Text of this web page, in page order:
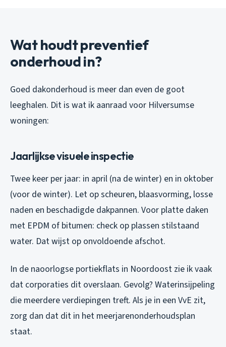
Wat houdt preventief
onderhoud in?
Goed dakonderhoud is meer dan even de goot
leeghalen. Dit is wat ik aanraad voor Hilversumse
woningen:
Jaarlijkse visuele inspectie
Twee keer per jaar: in april (na de winter) en in oktober
(voor de winter). Let op scheuren, blaasvorming, losse
naden en beschadigde dakpannen. Voor platte daken
met EPDM of bitumen: check op plassen stilstaand
water. Dat wijst op onvoldoende afschot.
In de naoorlogse portiekflats in Noordoost zie ik vaak
dat corporaties dit overslaan. Gevolg? Waterinsijpeling
die meerdere verdiepingen treft. Als je in een VvE zit,
zorg dan dat dit in het meerjarenonderhoudsplan
staat.